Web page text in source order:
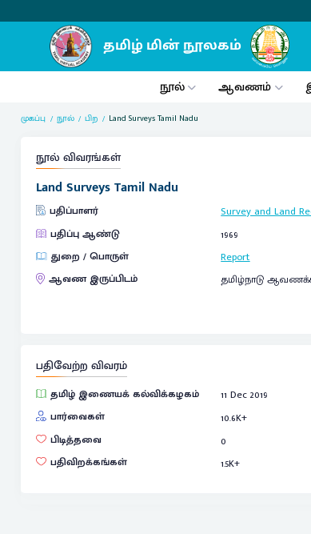
நூல் ஆவணம்
முகப்பு நூல் பிற Land Surveys Tamil Nadu
நூல் விவரங்கள்
Land Surveys Tamil Nadu
பதிப்பாளர் Survey and Land
பதிப்பு ஆண்டு
1969
துறை / பொருள்
Report
ஆவண இருப்பிடம்
தமிழ்நாடு
பதிவேற்ற விவரம்
தமிழ் இணையக் கல்விக்கழகம்
11 Dec 2019
பார்வைகள்
10.6K+
பிடித்தவை
0
பதிவிறக்கங்கள்
1.5K+